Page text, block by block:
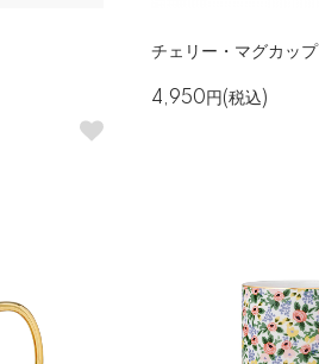
チェリー・マグカップ
4,950円(税込)